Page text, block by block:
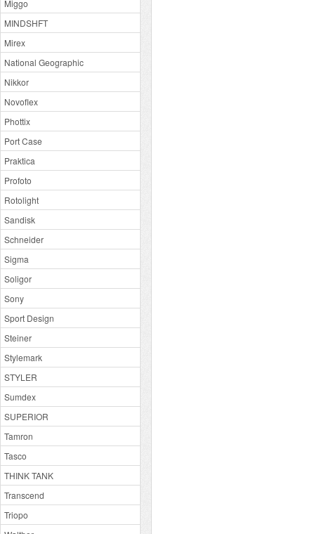
Miggo
MINDSHFT
Mirex
National Geographic
Nikkor
Novoflex
Phottix
Port Case
Praktica
Profoto
Rotolight
Sandisk
Schneider
Sigma
Soligor
Sony
Sport Design
Steiner
Stylemark
STYLER
Sumdex
SUPERIOR
Tamron
Tasco
THINK TANK
Transcend
Triopo